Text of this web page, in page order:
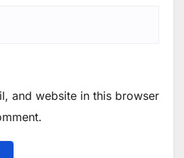
and website in this browser